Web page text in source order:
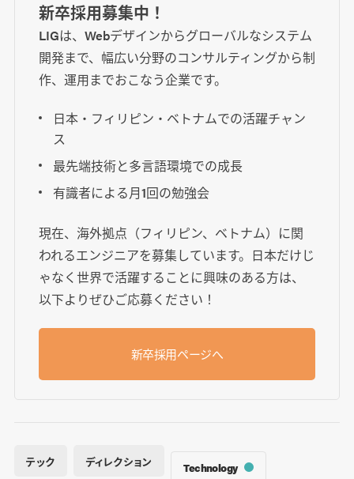
新卒採用募集中！
LIGは、Webデザインからグローバルなシステム
開発まで、幅広い分野のコンサルティングから制
作、運用までおこなう企業です。
日本・フィリピン・ベトナムでの活躍チャン
ス
最先端技術と多言語環境での成長
有識者による月1回の勉強会
現在、海外拠点（フィリピン、ベトナム）に関
われるエンジニアを募集しています。日本だけじ
ゃなく世界で活躍することに興味のある方は、
以下よりぜひご応募ください！
新卒採用ページへ
テック ディレクション Technology